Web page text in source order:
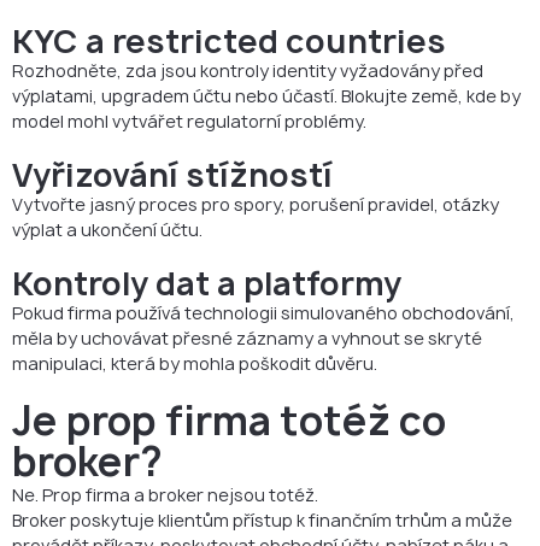
KYC a restricted countries
Rozhodněte, zda jsou kontroly identity vyžadovány před
výplatami, upgradem účtu nebo účastí. Blokujte země, kde by
model mohl vytvářet regulatorní problémy.
Vyřizování stížností
Vytvořte jasný proces pro spory, porušení pravidel, otázky
výplat a ukončení účtu.
Kontroly dat a platformy
Pokud firma používá technologii simulovaného obchodování,
měla by uchovávat přesné záznamy a vyhnout se skryté
manipulaci, která by mohla poškodit důvěru.
Je prop firma totéž co
broker?
Ne. Prop firma a broker nejsou totéž.
Broker poskytuje klientům přístup k finančním trhům a může